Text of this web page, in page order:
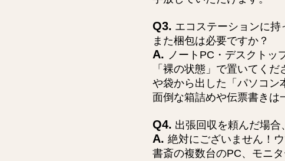
Q3. エコステーションに持
また梱包は必要ですか？
A. ノートPC・デスクトッ
「裸の状態」で置いてく
や袋から出した「パソコン
面倒な箱詰めや伝票書きは
Q4. 出張回収を頼んだ場合
A. 絶対にございません！
書斎の複数台のPC、モニ